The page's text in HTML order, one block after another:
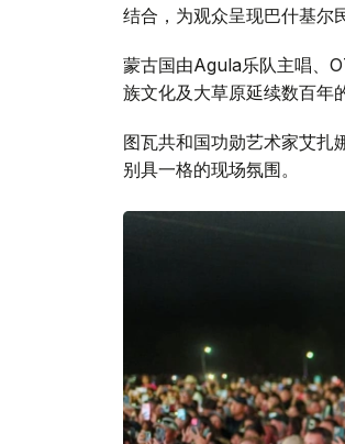
结合，为观众呈现巴什基尔
蒙古国由Agula乐队主唱、
族文化及大草原延续数百年
图瓦共和国功勋艺术家艾扎
别具一格的现场氛围。